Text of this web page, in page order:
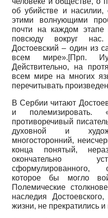
об убийстве и
этими волнующими
почти на каждом этапе
повсюду вокруг
Достоевский – один из
всем мире».[Прп.
Действительно, на
всем мире на многих
перечитывать
В Сербии читают
и полемизировать.
противоречивый
духовной и
многосторонний,
конца понятый,
окончательно
сформулированного,
которое бы могло
Полемические
наследия
жизни, не прекратились